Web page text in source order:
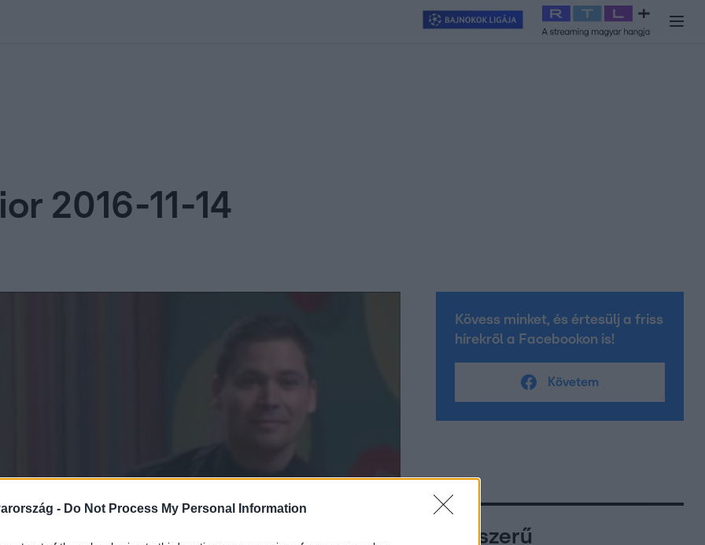
- Do Not Process My Personal Information
Exek csatája 2026 Celeb vagyok, ments ki innen
2016-11-14
Kövess minket, és értesülj a friss
hírekről a Facebookon is!
Követem
Népszerű